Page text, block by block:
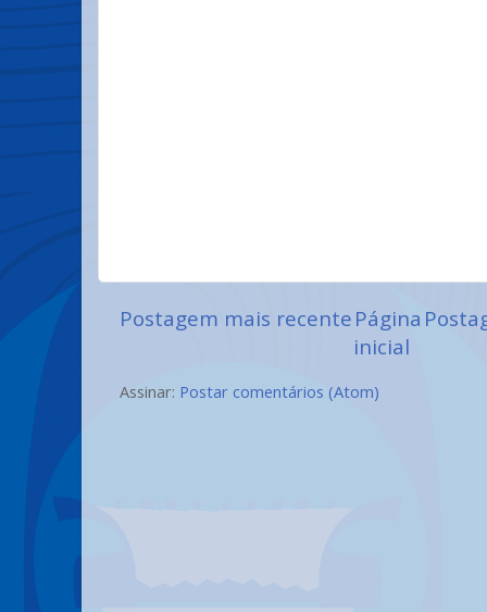
Postagem mais recentePágina
inicial
Assinar: Postar comentários (Atom)